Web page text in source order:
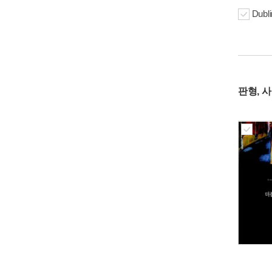
판형,